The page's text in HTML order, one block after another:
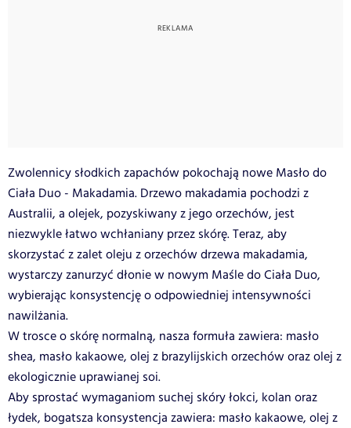
Zwolennicy słodkich zapachów pokochają nowe Masło do
Ciała Duo - Makadamia. Drzewo makadamia pochodzi z
Australii, a olejek, pozyskiwany z jego orzechów, jest
niezwykle łatwo wchłaniany przez skórę. Teraz, aby
skorzystać z zalet oleju z orzechów drzewa makadamia,
wystarczy zanurzyć dłonie w nowym Maśle do Ciała Duo,
wybierając konsystencję o odpowiedniej intensywności
nawilżania.
W trosce o skórę normalną, nasza formuła zawiera: masło
shea, masło kakaowe, olej z brazylijskich orzechów oraz olej z
ekologicznie uprawianej soi.
Aby sprostać wymaganiom suchej skóry łokci, kolan oraz
łydek, bogatsza konsystencja zawiera: masło kakaowe, olej z